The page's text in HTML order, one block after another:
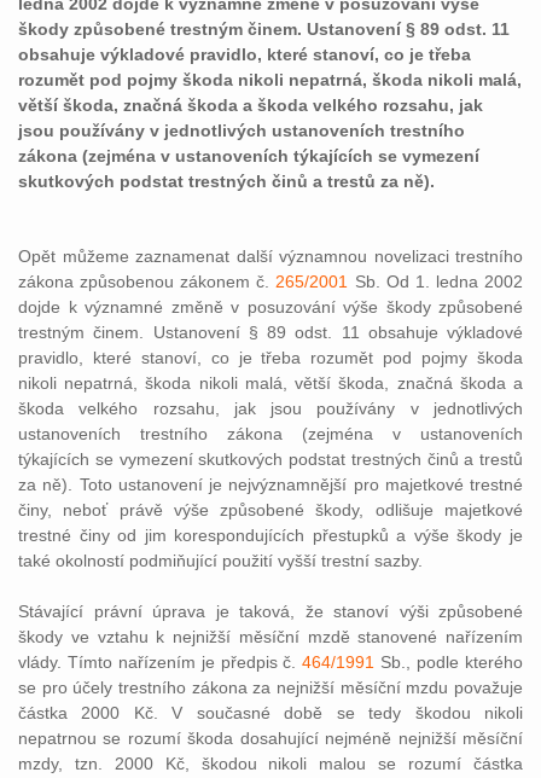
škody způsobené trestným činem. Ustanovení § 89 odst. 11
obsahuje výkladové pravidlo, které stanoví, co je třeba
rozumět pod pojmy škoda nikoli nepatrná, škoda nikoli malá,
větší škoda, značná škoda a škoda velkého rozsahu, jak
jsou používány v jednotlivých ustanoveních trestního
zákona (zejména v ustanoveních týkajících se vymezení
skutkových podstat trestných činů a trestů za ně).
Opět můžeme zaznamenat další významnou novelizaci trestního
zákona způsobenou zákonem č. 265/2001
Sb. Od 1. ledna 2002
dojde k významné změně v posuzování výše škody způsobené
trestným činem. Ustanovení § 89 odst. 11 obsahuje výkladové
pravidlo, které stanoví, co je třeba rozumět pod pojmy škoda
nikoli nepatrná, škoda nikoli malá, větší škoda, značná škoda a
škoda velkého rozsahu, jak jsou používány v jednotlivých
ustanoveních trestního zákona (zejména v ustanoveních
týkajících se vymezení skutkových podstat trestných činů a trestů
za ně). Toto ustanovení je nejvýznamnější pro majetkové trestné
činy, neboť právě výše způsobené škody, odlišuje majetkové
trestné činy od jim korespondujících přestupků a výše škody je
také okolností podmiňující použití vyšší trestní sazby.
Stávající právní úprava je taková, že stanoví výši způsobené
škody ve vztahu k nejnižší měsíční mzdě stanovené nařízením
vlády. Tímto nařízením je předpis č.464/1991 Sb., podle kterého
se pro účely trestního zákona za nejnižší měsíční mzdu považuje
částka 2000 Kč. V současné době se tedy škodou nikoli
nepatrnou se rozumí škoda dosahující nejméně nejnižší měsíční
mzdy, tzn. 2000 Kč, škodou nikoli malou se rozumí částka